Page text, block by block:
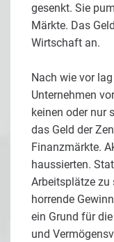
gesenkt. Sie
Märkte. Das
Wirtschaft an.
Nach wie vor
Unternehmen
keinen oder nur
das Geld der
Finanzmärkte.
haussierten.
Arbeitsplätze zu
horrende
ein Grund für
und